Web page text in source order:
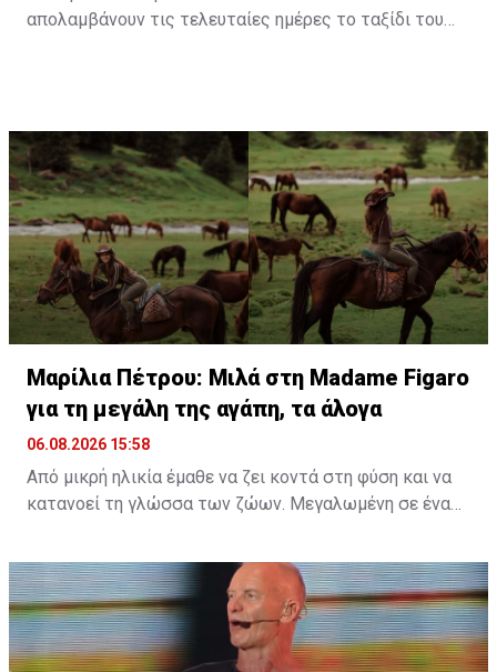
απολαμβάνουν τις τελευταίες ημέρες το ταξίδι του
εντυπωσιακές πτεροφάλαινες.
Διαβάστε περισσότερα στο madamefigaro.cy
Διαβάστε επίσης:Μαρίλια Πέτρου: Μιλά στη Madame
Figaro για τη μεγάλη της αγάπη, τα άλογα
Μαρίλια Πέτρου: Μιλά στη Madame Figaro
για τη μεγάλη της αγάπη, τα άλογα
06.08.2026 15:58
Από μικρή ηλικία έμαθε να ζει κοντά στη φύση και να
κατανοεί τη γλώσσα των ζώων. Μεγαλωμένη σε ένα
ένας δεσμός που εξελίχθηκε σε τρόπο ζωής. Μια
ταινία, ένα παιδικό όνειρο και μια βαθιά εσωτερική
ανάγκη για ελευθερία ήταν αρκετά για να γεννηθεί μια
σχέση που θα τη σημάδευε για πάντα.